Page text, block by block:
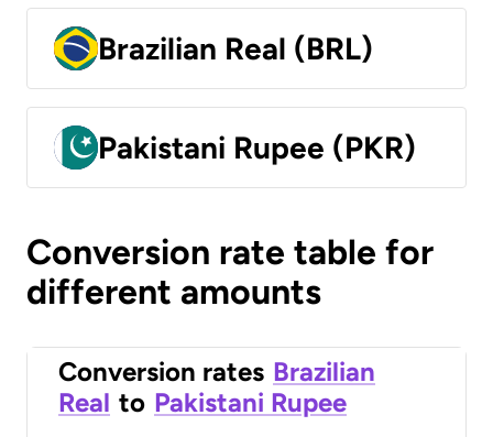
Brazilian Real (BRL)
Pakistani Rupee (PKR)
Conversion rate table for
different amounts
Conversion rates Brazilian
Real to Pakistani Rupee